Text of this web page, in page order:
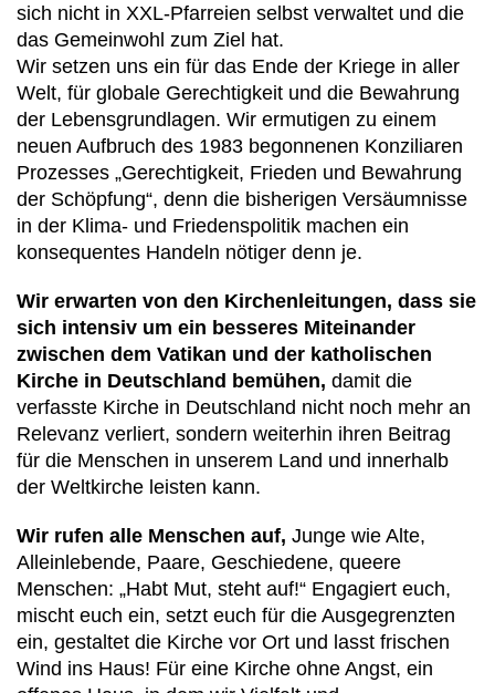
sich nicht in XXL-Pfarreien selbst verwaltet und die
das Gemeinwohl zum Ziel hat.
Wir setzen uns ein für das Ende der Kriege in aller
Welt, für globale Gerechtigkeit und die Bewahrung
der Lebensgrundlagen. Wir ermutigen zu einem
neuen Aufbruch des 1983 begonnenen Konziliaren
Prozesses „Gerechtigkeit, Frieden und Bewahrung
der Schöpfung“, denn die bisherigen Versäumnisse
in der Klima- und Friedenspolitik machen ein
konsequentes Handeln nötiger denn je.
Wir erwarten von den Kirchenleitungen, dass sie
sich intensiv um ein besseres Miteinander
zwischen dem Vatikan und der katholischen
Kirche in Deutschland bemühen, damit die
verfasste Kirche in Deutschland nicht noch mehr an
Relevanz verliert, sondern weiterhin ihren Beitrag
für die Menschen in unserem Land und innerhalb
der Weltkirche leisten kann.
Wir rufen alle Menschen auf, Junge wie Alte,
Alleinlebende, Paare, Geschiedene, queere
Menschen: „Habt Mut, steht auf!“ Engagiert euch,
mischt euch ein, setzt euch für die Ausgegrenzten
ein, gestaltet die Kirche vor Ort und lasst frischen
Wind ins Haus! Für eine Kirche ohne Angst, ein